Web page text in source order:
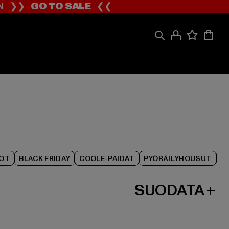
❯❯ GO TO SALE ❮❮
BLACK FRIDAY COOLE-PAIDAT PYÖRÄILYHOUSUT
SUODATA